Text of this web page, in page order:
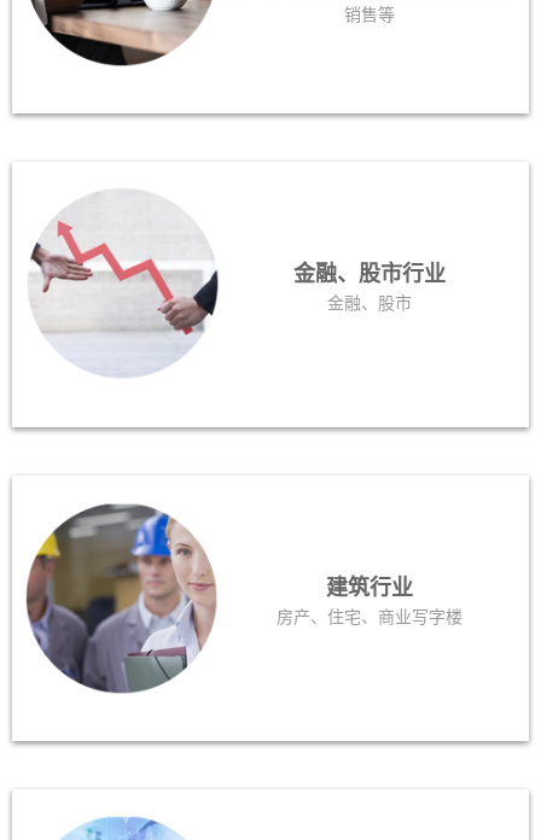
销售等
金融、股市行业
金融、股市
建筑行业
房产、住宅、商业写字楼